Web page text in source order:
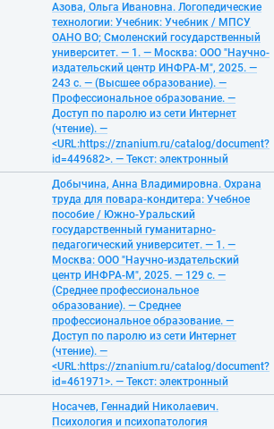
Азова, Ольга Ивановна. Логопедические
технологии: Учебник: Учебник / МПСУ
ОАНО ВО; Смоленский государственный
университет. — 1. — Москва: ООО "Научно-
издательский центр ИНФРА-М", 2025. —
243 с. — (Высшее образование). —
Профессиональное образование. —
Доступ по паролю из сети Интернет
(чтение). —
<URL:https://znanium.ru/catalog/document?
id=449682>. — Текст: электронный
Добычина, Анна Владимировна. Охрана
труда для повара-кондитера: Учебное
пособие / Южно-Уральский
государственный гуманитарно-
педагогический университет. — 1. —
Москва: ООО "Научно-издательский
центр ИНФРА-М", 2025. — 129 с. —
(Среднее профессиональное
образование). — Среднее
профессиональное образование. —
Доступ по паролю из сети Интернет
(чтение). —
<URL:https://znanium.ru/catalog/document?
id=461971>. — Текст: электронный
Носачев, Геннадий Николаевич.
Психология и психопатология